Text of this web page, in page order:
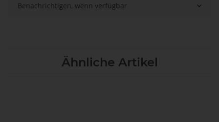
Benachrichtigen, wenn verfügbar
Ähnliche Artikel